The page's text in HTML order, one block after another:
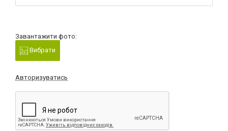
Завантажити фото:
Вибрати
Авторизуватись